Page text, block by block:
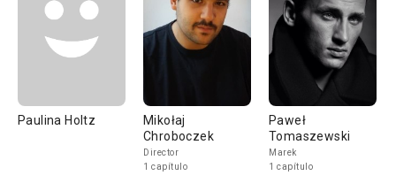
Paulina Holtz
Mikołaj
Chroboczek
Director
1 capítulo
Paweł
Tomaszewski
Marek
1 capítulo